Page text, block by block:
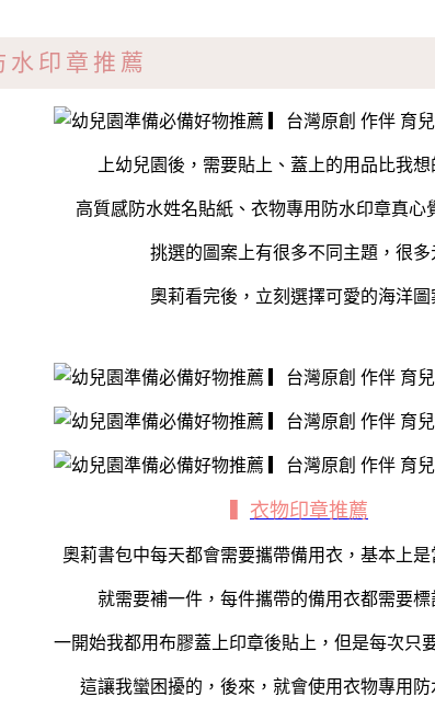
印章推薦
上幼兒園後，需要貼上、蓋上的用品比我
高質感防水姓名貼紙、衣物專用防水印章真心
挑選的圖案上有很多不同主題，很多
奧莉看完後，立刻選擇可愛的海洋圖
衣物印章推薦
奧莉書包中每天都會需要攜帶備用衣，基本上
就需要補一件，每件攜帶的備用衣都需要標
一開始我都用布膠蓋上印章後貼上，但是每次只
這讓我蠻困擾的，後來，就會使用衣物專用防